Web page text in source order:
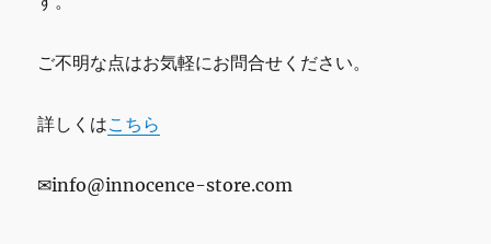
ご不明な点はお気軽にお問合せください。
詳しくはこちら
✉info@innocence-store.com